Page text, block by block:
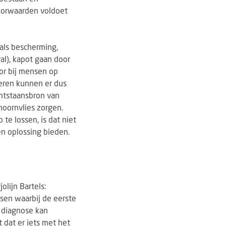
voldoet
bescherming,
kapot gaan door
bij mensen op
kunnen er dus
van
zorgen.
te lossen, is dat niet
oplossing bieden.
Bartels:
waarbij de eerste
kan
dat er iets met het